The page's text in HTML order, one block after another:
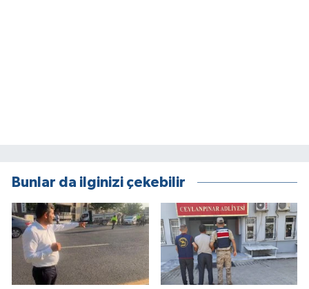
Bunlar da ilginizi çekebilir